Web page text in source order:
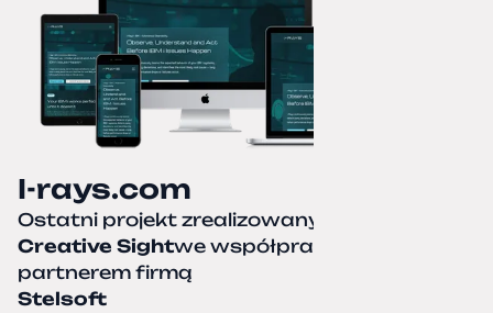
I-rays.com
Ostatni projekt zrealizowany przez
Creative Sightwe współpracy z naszym
partnerem firmą
Stelsoft